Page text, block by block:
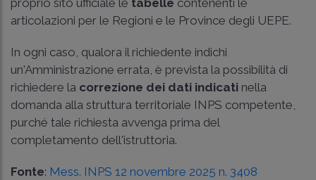
proprio sito ufficiale le tabelle contenenti le
articolazioni per le Regioni e le Province degli UEPE.
In ogni caso, qualora il richiedente indichi
un'Amministrazione errata, è prevista la possibilità di
richiedere la correzione dei dati indicati nella
domanda alla struttura territoriale INPS competente,
purché tale richiesta avvenga prima del
completamento dell'istruttoria.
Fonte: Mess. INPS 12 novembre 2025 n. 3408